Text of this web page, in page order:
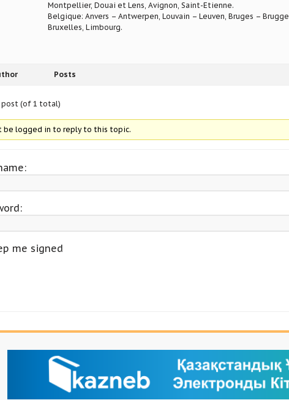
Montpellier, Douai et Lens, Avignon, Saint-Etienne.
Belgique: Anvers – Antwerpen, Louvain – Leuven, Bruges –
Bruxelles, Limbourg.
Posts
post (of 1 total)
be logged in to reply to this topic.
me signed